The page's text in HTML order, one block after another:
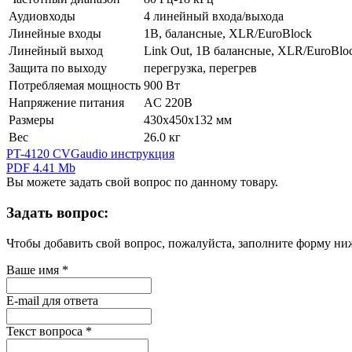
Аудиовходы
4 линейный входа/выхода
Линейные входы
1В, балансные, XLR/EuroBlock
Линейный выход
Link Out, 1В балансные, XLR/
Защита по выходу
перегрузка, перегрев
Потребляемая мощность 900 Вт
Напряжение питания
AC 220В
Размеры
430х450х132 мм
Вес
26.0 кг
PT-4120 CVGaudio инструкция
PDF 4.41 Mb
Вы можете задать свой вопрос по данному товару.
Задать вопрос:
Чтобы добавить свой вопрос, пожалуйста, заполните форму
Ваше имя *
E-mail для ответа
Текст вопроса *